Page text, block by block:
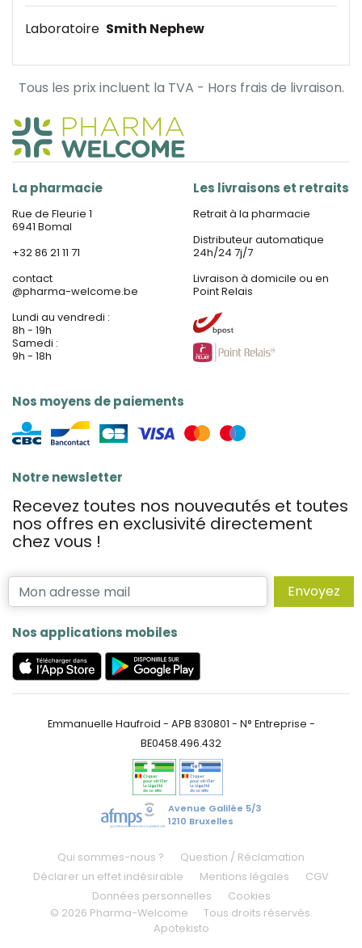
Laboratoire Smith Nephew
Tous les prix incluent la TVA - Hors frais de livraison.
La pharmacie
Rue de Fleurie 1
6941 Bomal
+32 86 21 11 71
contact
@pharma-welcome.be
Lundi au vendredi :
8h - 19h
Samedi :
9h - 18h
Nos moyens de paiements
Les livraisons et retraits
Retrait à la pharmacie
Distributeur automatique
24h/24 7j/7
Livraison à domicile ou en
Point Relais
Notre newsletter
Recevez toutes nos nouveautés et toutes
nos offres en exclusivité directement
chez vous !
Envoyez
Nos applications mobiles
Emmanuelle Haufroid - APB 830801 - N° Entreprise -
BE0458.496.432
Avenue Galilée 5/3
1210 Bruxelles
Qui sommes-nous ?
Question / Réclamation
Déclarer un effet indésirable
Mentions légales
CGV
Données personnelles
Cookies
© 2026 Pharma-Welcome
Tous droits réservés.
Apotekisto